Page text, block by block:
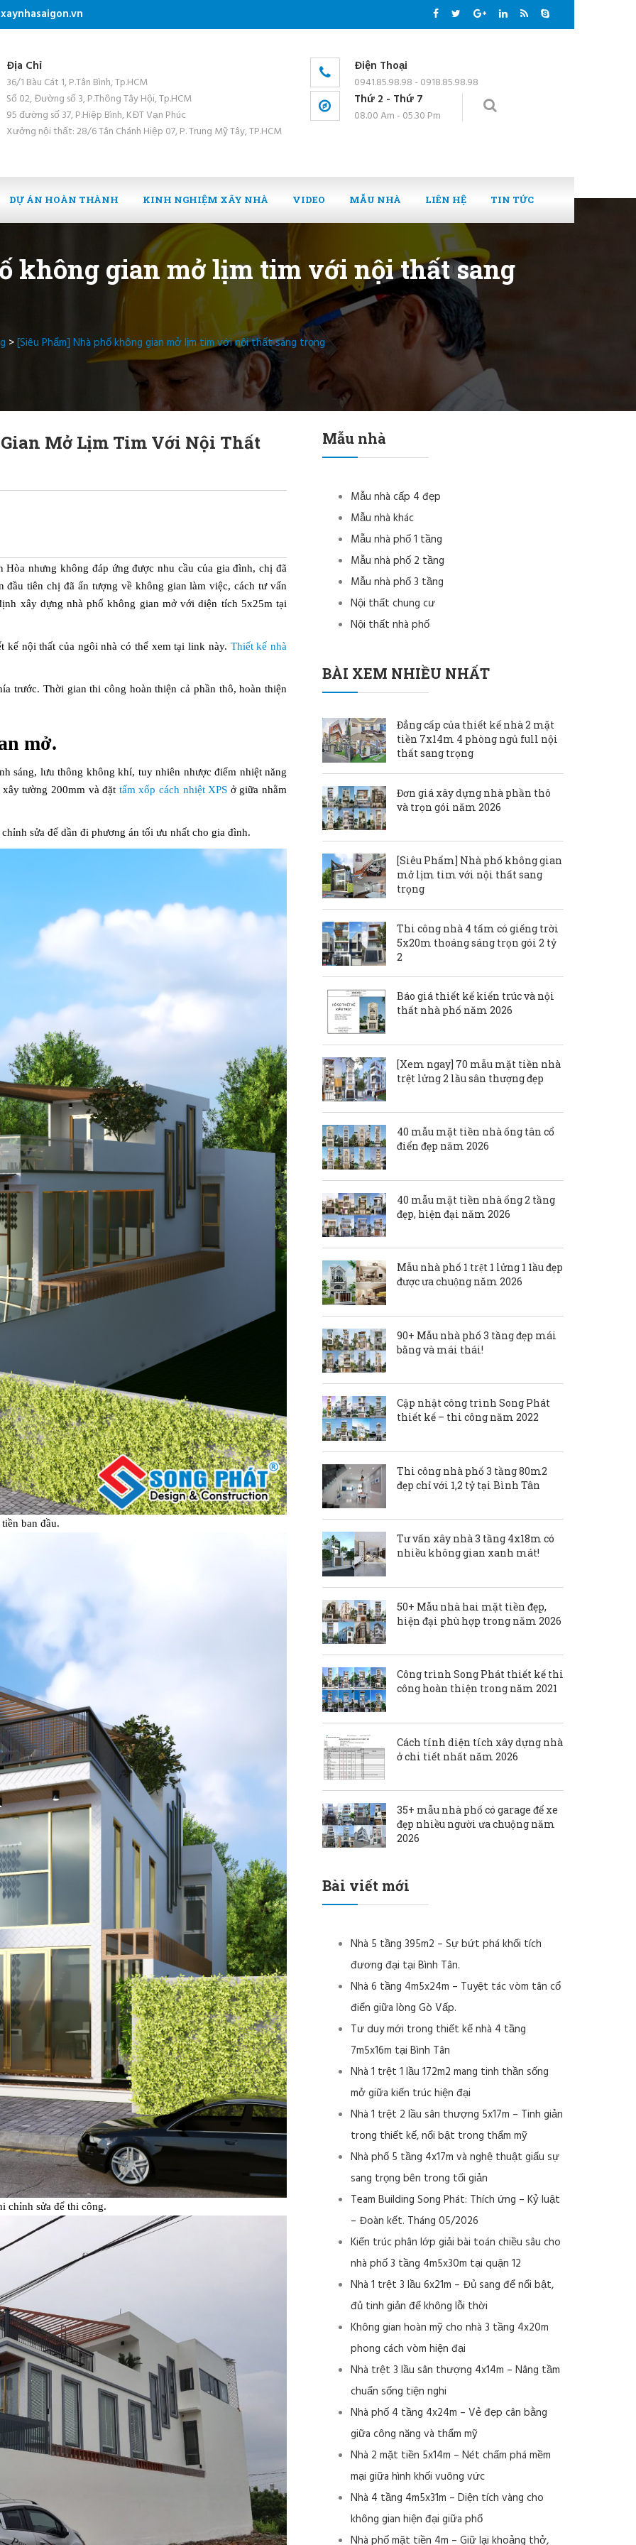
Địa Chỉ
36/1 Bàu Cát 1, P.Tân Bình, Tp.HCM
Số 02, Đường số 3, P.Thông Tây Hội, Tp.HCM
95 đường số 37, P.Hiệp Bình, KĐT Vạn Phúc
Xưởng nội thất: 28/6 Tân Chánh Hiệp 07, P. Trung Mỹ Tây, TP.HCM
Điện Thoại
0941.85.98.98 - 0918.85.98.98
Thứ 2 - Thứ 7
08.00 Am - 05.30 Pm
DỰ ÁN HOÀN THÀNH KINH NGHIỆM XÂY NHÀ VIDEO MẪU NHÀ LIÊN HỆ TIN TỨC
không gian mở lịm tim với nội thất sang
>[Siêu Phẩm] Nhà phố không gian mở lịm tim với nội thất sang trọng
Mở Lịm Tim Với Nội Thất
nhưng không đáp ứng được nhu cầu của gia đình, chị đã
đầu tiên chị đã ấn tượng về không gian làm việc, cách tư vấn
xây dựng nhà phố không gian mở với diện tích 5x25m tại
kế nội thất của ngôi nhà có thể xem tại link này. Thiết kế nhà
trước. Thời gian thi công hoàn thiện cả phần thô, hoàn thiện
mở.
sáng, lưu thông không khí, tuy nhiên nhược điểm nhiệt năng
tường 200mm và đặt tấm xốp cách nhiệt XPS ở giữa nhằm
sửa để dần đi phương án tối ưu nhất cho gia đình.
ban đầu.
chỉnh sửa để thi công.
Mẫu nhà
Mẫu nhà cấp 4 đẹp
Mẫu nhà khác
Mẫu nhà phố 1 tầng
Mẫu nhà phố 2 tầng
Mẫu nhà phố 3 tầng
Nội thất chung cư
Nội thất nhà phố
BÀI XEM NHIỀU NHẤT
Đẳng cấp của thiết kế nhà 2 mặt
tiền 7x14m 4 phòng ngủ full nội
thất sang trọng
Đơn giá xây dựng nhà phần thô
và trọn gói năm 2026
[Siêu Phẩm] Nhà phố không gian
mở lịm tim với nội thất sang
trọng
Thi công nhà 4 tấm có giếng trời
5x20m thoáng sáng trọn gói 2 tỷ
2
Báo giá thiết kế kiến trúc và nội
thất nhà phố năm 2026
[Xem ngay] 70 mẫu mặt tiền nhà
trệt lửng 2 lầu sân thượng đẹp
40 mẫu mặt tiền nhà ống tân cổ
điển đẹp năm 2026
40 mẫu mặt tiền nhà ống 2 tầng
đẹp, hiện đại năm 2026
Mẫu nhà phố 1 trệt 1 lửng 1 1ầu đẹp
được ưa chuộng năm 2026
90+ Mẫu nhà phố 3 tầng đẹp mái
bằng và mái thái!
Cập nhật công trình Song Phát
thiết kế – thi công năm 2022
Thi công nhà phố 3 tầng 80m2
đẹp chỉ với 1,2 tỷ tại Bình Tân
Tư vấn xây nhà 3 tầng 4x18m có
nhiều không gian xanh mát!
50+ Mẫu nhà hai mặt tiền đẹp,
hiện đại phù hợp trong năm 2026
Công trình Song Phát thiết kế thi
công hoàn thiện trong năm 2021
Cách tính diện tích xây dựng nhà
ở chi tiết nhất năm 2026
35+ mẫu nhà phố có garage để xe
đẹp nhiều người ưa chuộng năm
2026
Bài viết mới
Nhà 5 tầng 395m2 – Sự bứt phá khối tích
đương đại tại Bình Tân.
Nhà 6 tầng 4m5x24m – Tuyệt tác vòm tân cổ
điển giữa lòng Gò Vấp.
Tư duy mới trong thiết kế nhà 4 tầng
7m5x16m tại Bình Tân
Nhà 1 trệt 1 lầu 172m2 mang tinh thần sống
mở giữa kiến trúc hiện đại
Nhà 1 trệt 2 lầu sân thượng 5x17m – Tinh giản
trong thiết kế, nổi bật trong thẩm mỹ
Nhà phố 5 tầng 4x17m và nghệ thuật giấu sự
sang trọng bên trong tối giản
Team Building Song Phát: Thích ứng – Kỷ luật
– Đoàn kết. Tháng 05/2026
Kiến trúc phân lớp giải bài toán chiều sâu cho
nhà phố 3 tầng 4m5x30m tại quận 12
Nhà 1 trệt 3 lầu 6x21m – Đủ sang để nổi bật,
đủ tinh giản để không lỗi thời
Không gian hoàn mỹ cho nhà 3 tầng 4x20m
phong cách vòm hiện đại
Nhà trệt 3 lầu sân thượng 4x14m – Nâng tầm
chuẩn sống tiện nghi
Nhà phố 4 tầng 4x24m – Vẻ đẹp cân bằng
giữa công năng và thẩm mỹ
Nhà 2 mặt tiền 5x14m – Nét chấm phá mềm
mại giữa hình khối vuông vức
Nhà 4 tầng 4m5x31m – Diện tích vàng cho
không gian hiện đại giữa phố
Nhà phố mặt tiền 4m – Giữ lại khoảng thở,